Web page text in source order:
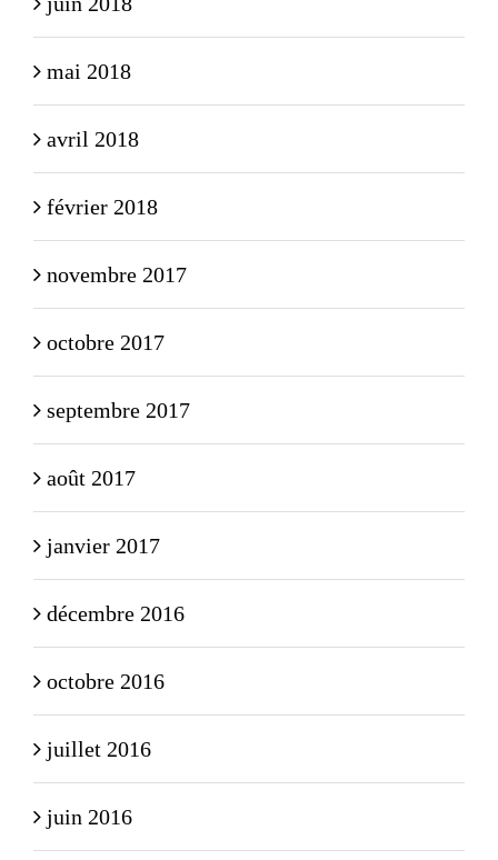
mai 2018
avril 2018
février 2018
novembre 2017
octobre 2017
septembre 2017
août 2017
janvier 2017
décembre 2016
octobre 2016
juillet 2016
juin 2016